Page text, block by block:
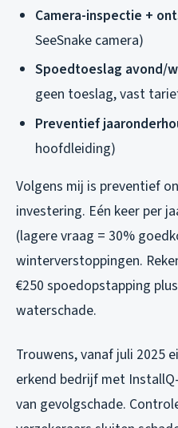
Camera-inspectie +
SeeSnake camera)
Spoedtoeslag avond/
geen toeslag, vast
Preventief
hoofdleiding)
Volgens mij is preventief
investering. Eén keer per
(lagere vraag = 30%
winterverstoppingen.
€250 spoedopstapping
waterschade.
Trouwens, vanaf juli 2025
erkend bedrijf met
van gevolgschade.